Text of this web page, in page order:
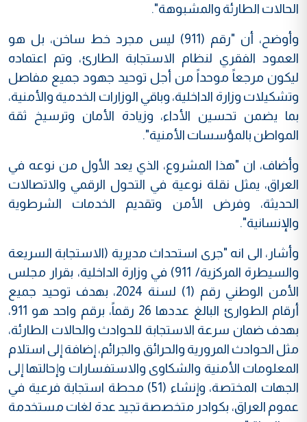
الحالات الطارئة والمشبوهة".
وأوضح، أن "رقم (911) ليس مجرد خط ساخن، بل هو
العمود الفقري لنظام الاستجابة الطارئ، وتم اعتماده
ليكون مرجعاً موحداً من أجل توحيد جهود جميع مفاصل
وتشكيلات وزارة الداخلية، وباقي الوزارات الخدمية والأمنية،
بما يضمن تحسين الأداء، وزيادة الأمان وترسيخ ثقة
المواطن بالمؤسسات الأمنية".
وأضاف، ان "هذا المشروع، الذي يعد الأول من نوعه في
العراق، يمثل نقلة نوعية في التحول الرقمي والاتصالات
الحديثة، وفرض الأمن وتقديم الخدمات الشرطوية
والإنسانية".
وأشار، الى انه "جرى استحداث مديرية (الاستجابة السريعة
والسيطرة المركزية/ 911) في وزارة الداخلية، بقرار مجلس
الأمن الوطني رقم (1) لسنة 2024، بهدف توحيد جميع
أرقام الطوارئ البالغ عددها 26 رقماً، برقم واحد هو 911،
بهدف ضمان سرعة الاستجابة للحوادث والحالات الطارئة،
مثل الحوادث المرورية والحرائق والجرائم، إضافة إلى استلام
المعلومات الأمنية والشكاوى والاستفسارات وإحالتها إلى
الجهات المختصة، وإنشاء (51) محطة استجابة فرعية في
عموم العراق، بكوادر متخصصة تجيد عدة لغات مستخدمة